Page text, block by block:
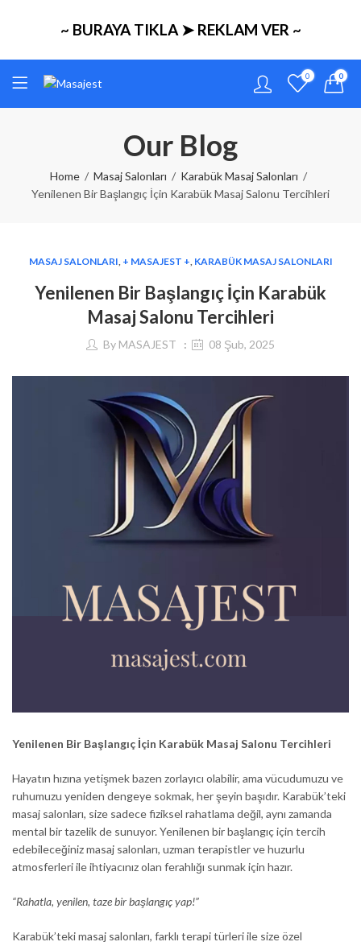
~ BURAYA TIKLA ➤ REKLAM VER ~
0 0
Our Blog
Home Masaj Salonları
Karabük Masaj Salonları
Yenilenen Bir Başlangıç İçin Karabük Masaj Salonu Tercihleri
MASAJ SALONLARI, + MASAJEST +, KARABÜK MASAJ SALONLARI
Yenilenen Bir Başlangıç İçin Karabük
Masaj Salonu Tercihleri
By MASAJEST 08 Şub, 2025
Yenilenen Bir Başlangıç İçin Karabük Masaj Salonu Tercihleri
Hayatın hızına yetişmek bazen zorlayıcı olabilir, ama vücudumuzu ve
ruhumuzu yeniden dengeye sokmak, her şeyin başıdır. Karabük’teki
masaj salonları, size sadece fiziksel rahatlama değil, aynı zamanda
mental bir tazelik de sunuyor. Yenilenen bir başlangıç için tercih
edebileceğiniz masaj salonları, uzman terapistler ve huzurlu
atmosferleri ile ihtiyacınız olan ferahlığı sunmak için hazır.
“Rahatla, yenilen, taze bir başlangıç yap!”
Karabük’teki masaj salonları, farklı terapi türleri ile size özel